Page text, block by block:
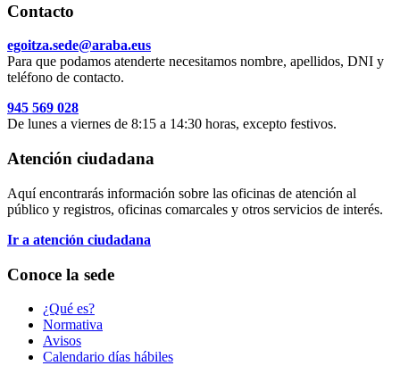
Contacto
egoitza.sede@araba.eus
Para que podamos atenderte necesitamos nombre, apellidos, DNI y
teléfono de contacto.
945 569 028
De lunes a viernes de 8:15 a 14:30 horas, excepto festivos.
Atención ciudadana
Aquí encontrarás información sobre las oficinas de atención al
público y registros, oficinas comarcales y otros servicios de interés.
Ir a atención ciudadana
Conoce la sede
¿Qué es?
Normativa
Avisos
Calendario días hábiles